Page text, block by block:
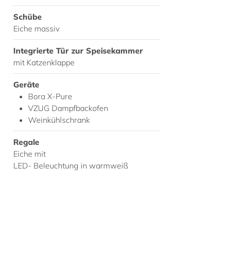
Schübe
Eiche massiv
Integrierte Tür zur Speisekammer
mit Katzenklappe
Geräte
Bora X-Pure
VZUG Dampfbackofen
Weinkühlschrank
Regale
Eiche mit
LED- Beleuchtung in warmweiß